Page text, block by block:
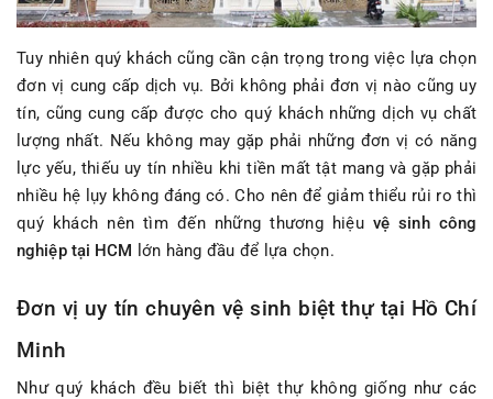
Tuy nhiên quý khách cũng cần cận trọng trong việc lựa chọn
đơn vị cung cấp dịch vụ. Bởi không phải đơn vị nào cũng uy
tín, cũng cung cấp được cho quý khách những dịch vụ chất
lượng nhất. Nếu không may gặp phải những đơn vị có năng
lực yếu, thiếu uy tín nhiều khi tiền mất tật mang và gặp phải
nhiều hệ lụy không đáng có. Cho nên để giảm thiểu rủi ro thì
quý khách nên tìm đến những thương hiệuvệ sinh công
nghiệp tại HCM lớn hàng đầu để lựa chọn.
Đơn vị uy tín chuyên vệ sinh biệt thự tại Hồ Chí
Minh
Như quý khách đều biết thì biệt thự không giống như các